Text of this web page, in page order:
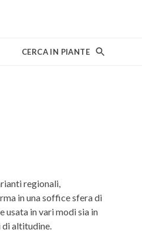
CERCA IN PIANTE
regionali,
in una soffice sfera di
usata in vari modi sia in
di altitudine.